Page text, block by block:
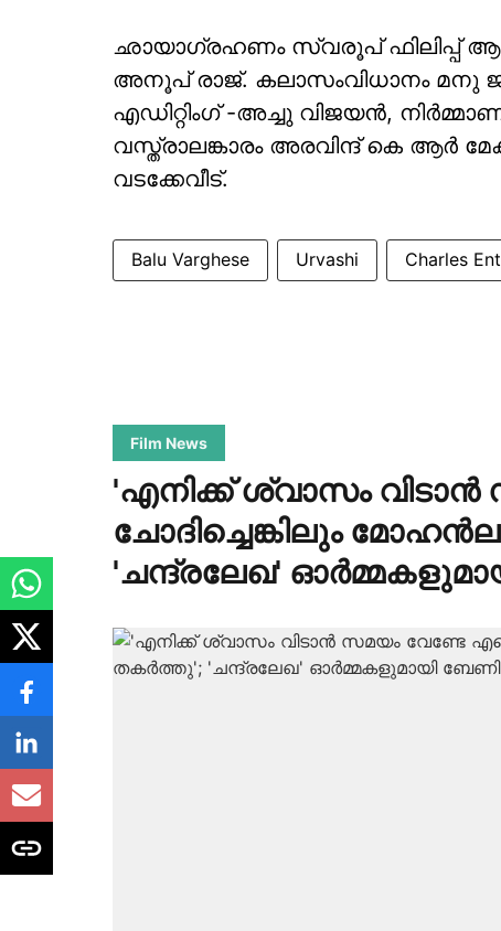
ഛായാഗ്രഹണം സ്വരൂപ് ഫിലിപ്പ്
അനൂപ് രാജ്. കലാസംവിധാനം മനു
എഡിറ്റിംഗ് -അച്ചു വിജയന്‍,
വസ്ത്രാലങ്കാരം അരവിന്ദ് കെ ആര്‍
വടക്കേവീട്.
Balu Varghese Urvashi Charles
Film News
'എനിക്ക് ശ്വാസം
ചോദിച്ചെങ്കിലും
'ചന്ദ്രലേഖ'